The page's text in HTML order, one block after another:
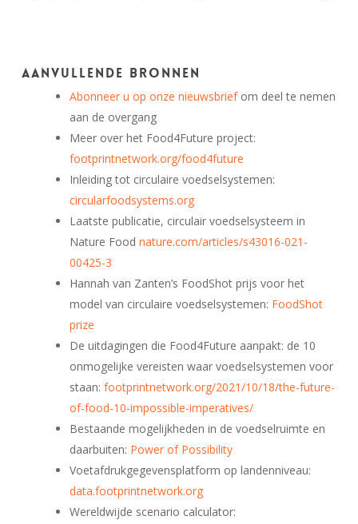
Aanvullende bronnen
Abonneer u op onze nieuwsbriefom deel te nemen
aan de overgang
Meer over het Food4Future project:
footprintnetwork.org/food4future
Inleiding tot circulaire voedselsystemen:
circularfoodsystems.org
Laatste publicatie, circulair voedselsysteem in
Nature Food nature.com/articles/s43016-021-
00425-3
Hannah van Zanten’s FoodShot prijs voor het
model van circulaire voedselsystemen: FoodShot
prize
De uitdagingen die Food4Future aanpakt: de 10
onmogelijke vereisten waar voedselsystemen voor
staan: footprintnetwork.org/2021/10/18/the-future-
of-food-10-impossible-imperatives/
Bestaande mogelijkheden in de voedselruimte en
daarbuiten: Power of Possibility
Voetafdrukgegevensplatform op landenniveau:
data.footprintnetwork.org
Wereldwijde scenario calculator: